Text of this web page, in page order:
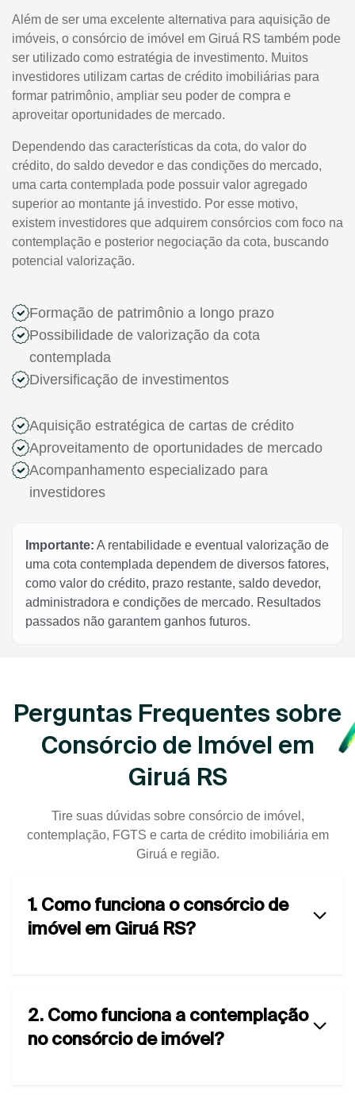
Além de ser uma excelente alternativa para aquisição de
imóveis, o consórcio de imóvel em Giruá RS também pode
ser utilizado como estratégia de investimento. Muitos
investidores utilizam cartas de crédito imobiliárias para
formar patrimônio, ampliar seu poder de compra e
aproveitar oportunidades de mercado.
Dependendo das características da cota, do valor do
crédito, do saldo devedor e das condições do mercado,
uma carta contemplada pode possuir valor agregado
superior ao montante já investido. Por esse motivo,
existem investidores que adquirem consórcios com foco na
contemplação e posterior negociação da cota, buscando
potencial valorização.
Formação de patrimônio a longo prazo
Possibilidade de valorização da cota
contemplada
Diversificação de investimentos
Aquisição estratégica de cartas de crédito
Aproveitamento de oportunidades de mercado
Acompanhamento especializado para
investidores
Importante: A rentabilidade e eventual valorização de
uma cota contemplada dependem de diversos fatores,
como valor do crédito, prazo restante, saldo devedor,
administradora e condições de mercado. Resultados
passados não garantem ganhos futuros.
Perguntas Frequentes sobre
Consórcio de Imóvel em
Giruá RS
Tire suas dúvidas sobre consórcio de imóvel,
contemplação, FGTS e carta de crédito imobiliária em
Giruá e região.
1. Como funciona o consórcio de
imóvel em Giruá RS?
2. Como funciona a contemplação
no consórcio de imóvel?